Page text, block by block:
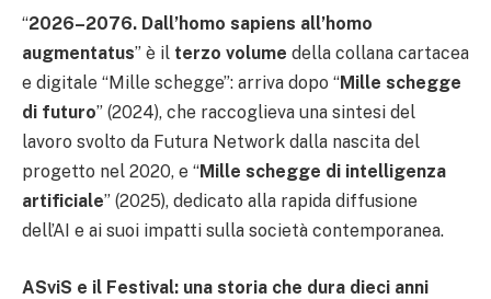
“2026–2076. Dall’homo sapiens all’homo
augmentatus” è il terzo volume della collana cartacea
e digitale “Mille schegge”: arriva dopo “Mille schegge
di futuro” (2024), che raccoglieva una sintesi del
lavoro svolto da Futura Network dalla nascita del
progetto nel 2020, e “Mille schegge di intelligenza
artificiale” (2025), dedicato alla rapida diffusione
dell’AI e ai suoi impatti sulla società contemporanea.
ASviS e il Festival: una storia che dura dieci anni